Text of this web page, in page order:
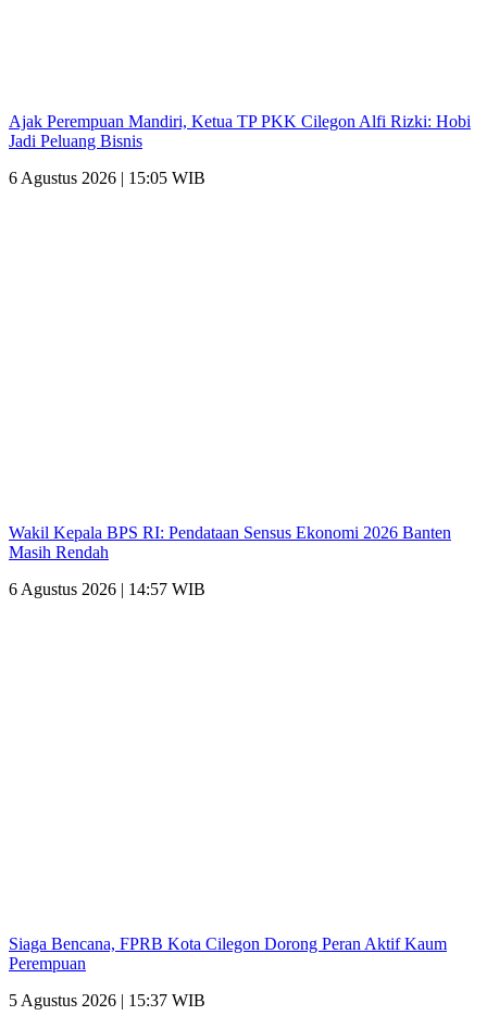
Ajak Perempuan Mandiri, Ketua TP PKK Cilegon Alfi Rizki: Hobi
Jadi Peluang Bisnis
6 Agustus 2026 | 15:05 WIB
Wakil Kepala BPS RI: Pendataan Sensus Ekonomi 2026 Banten
Masih Rendah
6 Agustus 2026 | 14:57 WIB
Siaga Bencana, FPRB Kota Cilegon Dorong Peran Aktif Kaum
Perempuan
5 Agustus 2026 | 15:37 WIB